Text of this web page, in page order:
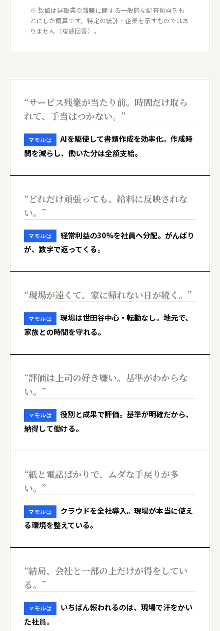
※ 数値は建設業の離職に関する一般的な調査傾向をも
とにした概算です。特定の統計・企業を示すものではあ
りません（複数回答）。
“サービス残業が当たり前。時間だけ取ら
れて、手当はつかない。”
マモルは
AIを駆使して書類作成を効率化。作成時
間を減らし、働いた分は全額支給。
“どれだけ頑張っても、給料に反映されな
い。”
マモルは
経常利益の30%を社員へ分配。がんばり
が、数字で返ってくる。
“現場が遠くて、家に帰れない日が続く。”
マモルは
現場は世田谷中心・転勤なし。地元で、
家族との時間を守れる。
“評価は上司の好き嫌い。基準がわからな
い。”
マモルは
役割と成果で評価。基準が明確だから、
納得して働ける。
“紙と電話ばかりで、ムダな手戻りが多
い。”
マモルは
クラウドを全社導入。現場が本当に使え
る環境を整えている。
“結局、会社と一部の上だけが得をしてい
る。”
マモルは
いちばん報われるのは、現場で汗をかい
た社員。